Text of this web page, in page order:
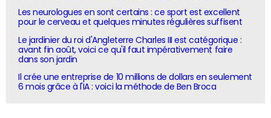
Les neurologues en sont certains : ce sport est excellent
pour le cerveau et quelques minutes régulières suffisent
Le jardinier du roi d'Angleterre Charles III est catégorique :
avant fin août, voici ce qu'il faut impérativement faire
dans son jardin
Il crée une entreprise de 10 millions de dollars en seulement
6 mois grâce à l'IA : voici la méthode de Ben Broca